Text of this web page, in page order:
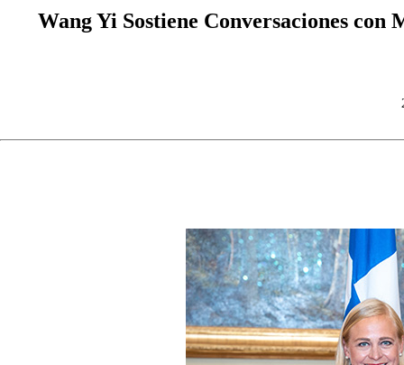
Wang Yi Sostiene Conversaciones